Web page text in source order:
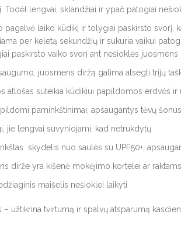
Todėl lengvai, sklandžiai ir ypač patogiai
laiko kūdikį ir tolygiai paskirsto svorį,
per keletą sekundžių ir sukuria vaikui
paskirsto vaiko svorį ant nešioklės
juosmens diržą galima atsegti trijų
atlošas suteikia kūdikiui papildomos erdvės ir
paminkštinimai, apsaugantys tėvų
jie lengvai suvyniojami, kad netrukdytų
skydelis nuo saulės su UPF50+,
dirže yra kišenė mokėjimo kortelei ar
maišelis nešioklei laikyti
užtikrina tvirtumą ir spalvų atsparumą